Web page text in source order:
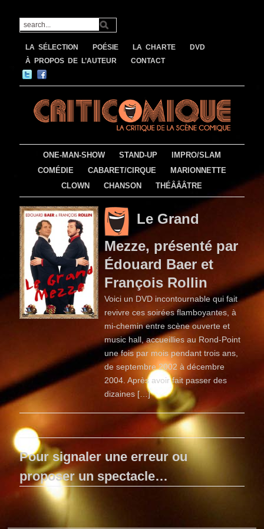
LA SÉLECTION POÉSIE LA CHARTE
DVD
À PROPOS DE L’AUTEUR
CONTACT
ONE-MAN-SHOW STAND-UP
IMPRO/SLAM
COMÉDIE
CABARET/CIRQUE
MARIONNETTE
CLOWN
CHANSON THÉÂÂÂTRE
Le Grand
Mezze, présenté par
Édouard Baer et
François Rollin
Voici un DVD incontournable qui fait
revivre ces soirées flamboyantes, à
mi-chemin entre scène ouverte et
music hall, accueillies au Rond-Point
une fois par mois pendant trois ans,
de septembre 2002 à décembre
2004. Après avoir fait passer des
dizaines […]
Pour signaler une erreur ou
proposer un spectacle…